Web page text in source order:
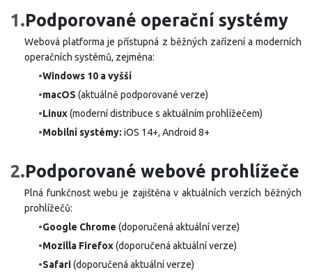
1.Podporované operační systémy
Webová platforma je přístupná z běžných zařízení a moderních
operačních systémů, zejména:
•Windows 10 a vyšší
•macOS (aktuálně podporované verze)
•Linux(moderní distribuce s aktuálním prohlížečem)
•Mobilní systémy: iOS 14+, Android 8+
2.Podporované webové prohlížeče
Plná funkčnost webu je zajištěna v aktuálních verzích běžných
prohlížečů:
•Google Chrome (doporučená aktuální verze)
•Mozilla Firefox(doporučená aktuální verze)
•Safari(doporučená aktuální verze)